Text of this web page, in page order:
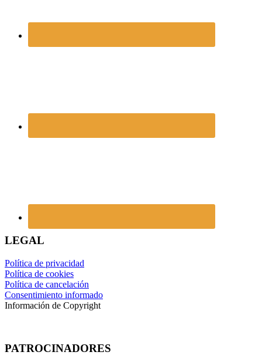
LEGAL
Política de privacidad
Política de cookies
Política de cancelación
Consentimiento informado
Información de Copyright
PATROCINADORES